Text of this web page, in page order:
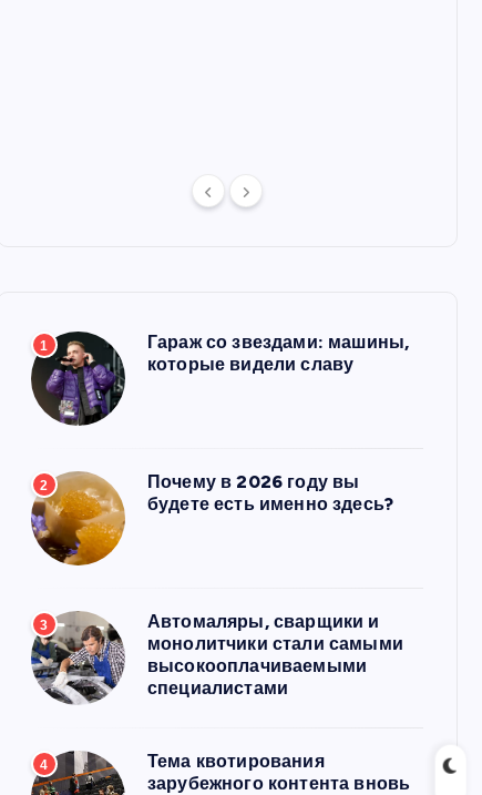
1
Гараж со звездами: машины,
которые видели славу
2
Почему в 2026 году вы
будете есть именно здесь?
3
Автомаляры, сварщики и
монолитчики стали самыми
высокооплачиваемыми
специалистами
4
Тема квотирования
зарубежного контента вновь